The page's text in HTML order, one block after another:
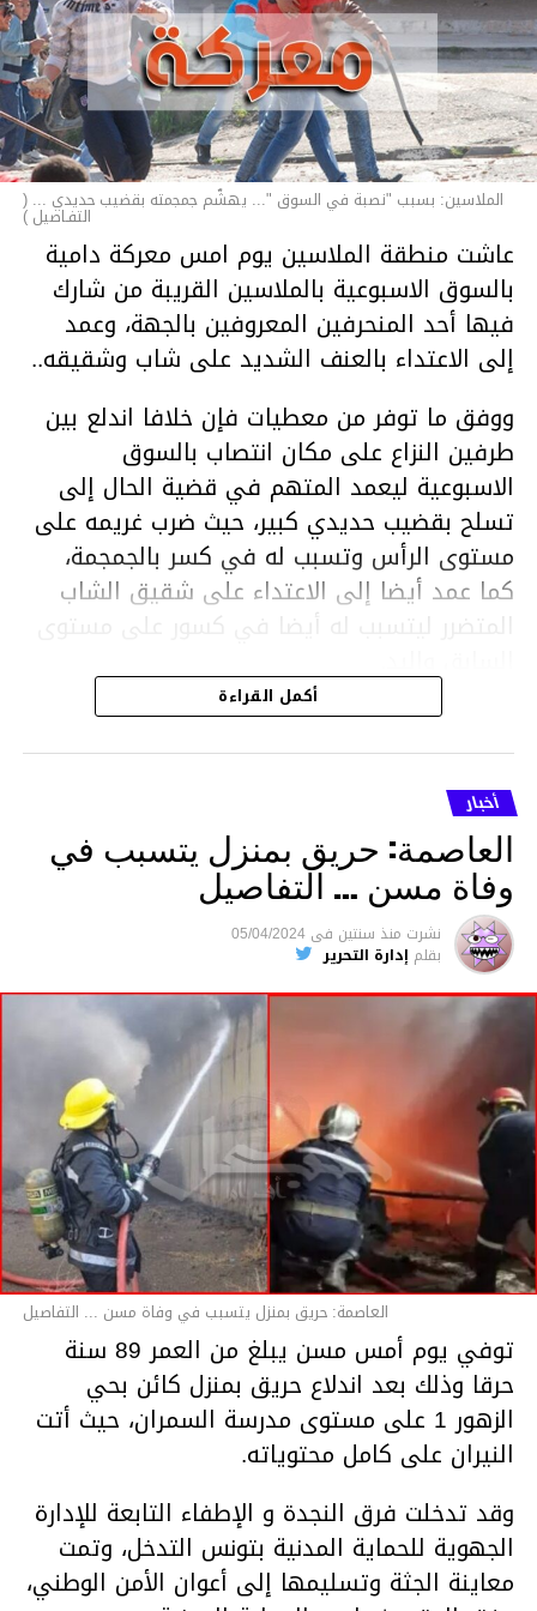
الملاسين: بسبب "نصبة في السوق "... يهشّم جمجمته بقضيب حديدي ... (
التفـاصيل )
عاشت منطقة الملاسين يوم امس معركة دامية
بالسوق الاسبوعية بالملاسين القريبة من شارك
فيها أحد المنحرفين المعروفين بالجهة، وعمد
إلى الاعتداء بالعنف الشديد على شاب وشقيقه..
ووفق ما توفر من معطيات فإن خلافا اندلع بين
طرفين النزاع على مكان انتصاب بالسوق
الاسبوعية ليعمد المتهم في قضية الحال إلى
تسلح بقضيب حديدي كبير، حيث ضرب غريمه على
مستوى الرأس وتسبب له في كسر بالجمجمة،
كما عمد أيضا إلى الاعتداء على شقيق الشاب
المتضرر ليتسبب له أيضا في كسور على مستوى
هذا وقد تمكن أعوان مركز الأمن الوطني بحي
هلال في توقيت قياسي من محاصرة المشتبه به
والقبض عليه وإحالته على التحقيق في خصوص
ما نُسبه إليه.
متابعة
قسم الاخبار
أكمل القراءة
أخبار
العاصمة: حريق بمنزل يتسبب في
وفاة مسن … التفاصيل
نشرت منذ سنتين فى 05/04/2024
بقلم إدارة التحرير
العاصمة: حريق بمنزل يتسبب في وفاة مسن ... التفاصيل
توفي يوم أمس مسن يبلغ من العمر 89 سنة
حرقا وذلك بعد اندلاع حريق بمنزل كائن بحي
الزهور 1 على مستوى مدرسة السمران، حيث أتت
النيران على كامل محتوياته.
وقد تدخلت فرق النجدة و الإطفاء التابعة للإدارة
الجهوية للحماية المدنية بتونس التدخل، وتمت
معاينة الجثة وتسليمها إلى أعوان الأمن الوطني،